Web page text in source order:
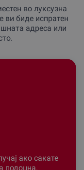
во луксузна
ви биде испратен
адреса или
ако сакате
подоцна.